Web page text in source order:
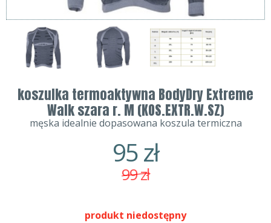
koszulka termoaktywna BodyDry Extreme
Walk szara r. M (KOS.EXTR.W.SZ)
męska idealnie dopasowana koszula termiczna
95zł
99zł
produkt niedostępny